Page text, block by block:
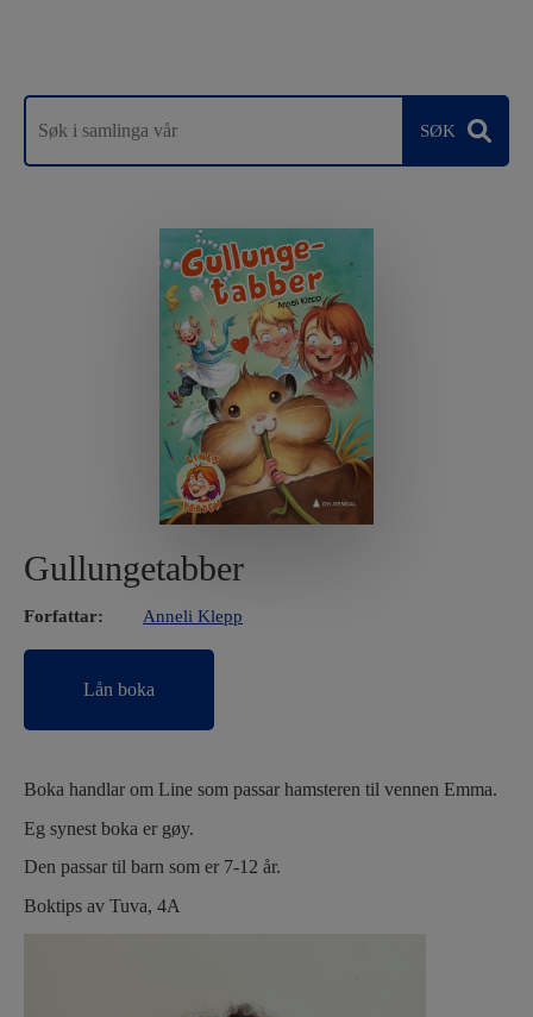
Gullungetabber
Forfattar: Anneli Klepp
Lån boka
Boka handlar om Line som passar hamsteren til vennen Emma.
Eg synest boka er gøy.
Den passar til barn som er 7-12 år.
Boktips av Tuva, 4A